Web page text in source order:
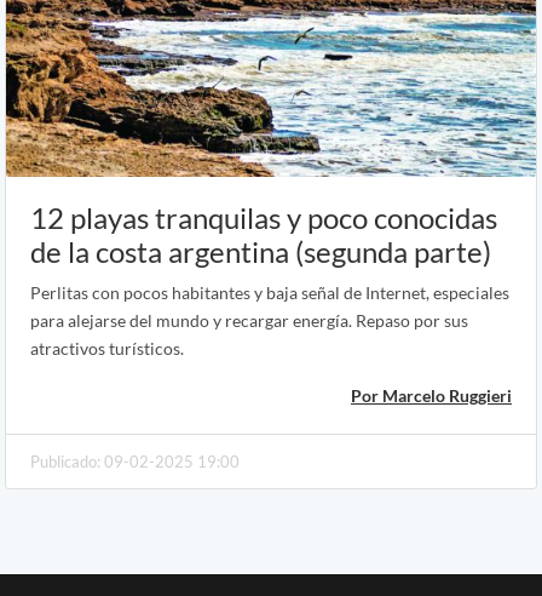
12 playas tranquilas y poco conocidas
de la costa argentina (segunda parte)
Perlitas con pocos habitantes y baja señal de Internet, especiales
para alejarse del mundo y recargar energía. Repaso por sus
atractivos turísticos.
Por Marcelo Ruggieri
Publicado: 09-02-2025 19:00